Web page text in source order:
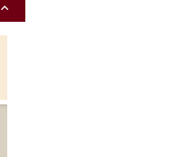
expand_less